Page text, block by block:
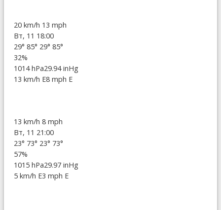
20 km/h 13 mph
Вт, 11 18:00
29° 85° 29° 85°
32%
1014 hPa29.94 inHg
13 km/h E8 mph E
13 km/h 8 mph
Вт, 11 21:00
23° 73° 23° 73°
57%
1015 hPa29.97 inHg
5 km/h E3 mph E